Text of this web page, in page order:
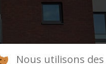
Nous utilisons des